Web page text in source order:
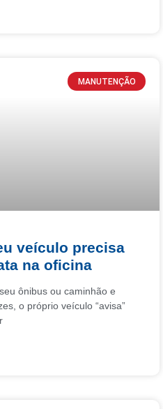
MANUTENÇÃO
veículo precisa
na oficina
ônibus ou caminhão e
o próprio veículo “avisa”